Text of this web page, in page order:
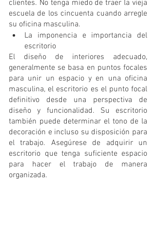
clientes. No tenga miedo de traer la vieja
escuela de los cincuenta cuando arregle
su oficina masculina.
La imponencia e importancia del
escritorio
El diseño de interiores adecuado,
generalmente se basa en puntos focales
para unir un espacio y en una oficina
masculina, el escritorio es el punto focal
definitivo desde una perspectiva de
diseño y funcionalidad. Su escritorio
también puede determinar el tono de la
decoración e incluso su disposición para
el trabajo. Asegúrese de adquirir un
escritorio que tenga suficiente espacio
para hacer el trabajo de manera
organizada.